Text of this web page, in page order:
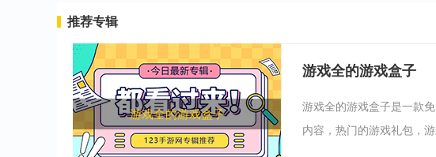
推荐专辑
游戏全的游戏盒子
游戏全的游戏盒子
游戏全的游戏盒子是一款
内容，热门的游戏礼包，